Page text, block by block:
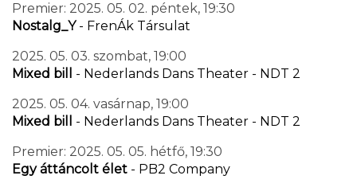
Premier: 2025. 05. 02. péntek, 19:30
Nostalg_Y- FrenÁk Társulat
2025. 05. 03. szombat, 19:00
Mixed bill
- Nederlands Dans Theater - NDT 2
2025. 05. 04. vasárnap, 19:00
Mixed bill
- Nederlands Dans Theater - NDT 2
Premier: 2025. 05. 05. hétfő, 19:30
Egy áttáncolt élet - PB2 Company